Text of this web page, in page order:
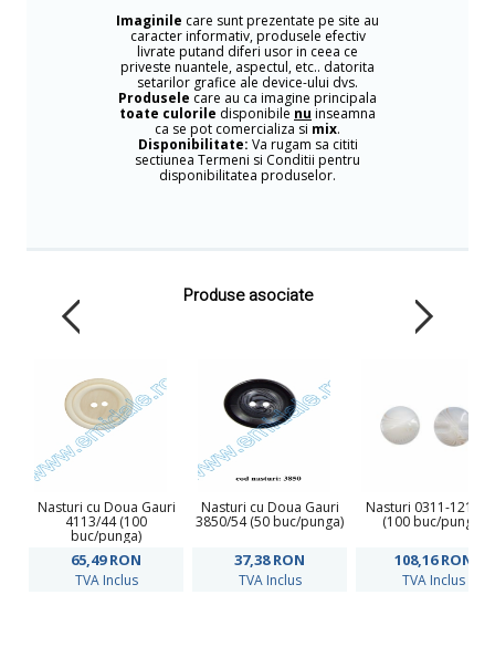
Imaginile care sunt prezentate pe site au
caracter informativ, produsele efectiv
livrate putand diferi usor in ceea ce
priveste nuantele, aspectul, etc.. datorita
setarilor grafice ale device-ului dvs.
Produsele care au ca imagine principala
toate culorile disponibile nu inseamna
ca se pot comercializa si mix.
Disponibilitate: Va rugam sa cititi
sectiunea Termeni si Conditii pentru
disponibilitatea produselor.
Produse asociate
Nasturi cu Doua Gauri
4113/44 (100
buc/punga)
65,49RON
TVA Inclus
Nasturi cu Doua Gauri
3850/54 (50 buc/punga)
37,38RON
TVA Inclus
Nasturi 0311-1210/
(100 buc/punga)
108,16RON
TVA Inclus